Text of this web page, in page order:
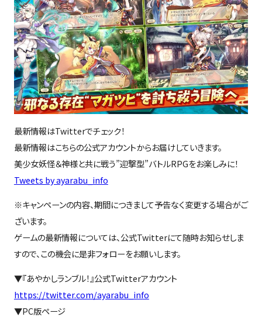
最新情報はTwitterでチェック！
最新情報はこちらの公式アカウントからお届けしていきます。
美少女妖怪＆神様と共に戦う”迎撃型”バトルRPGをお楽しみに！
Tweets by ayarabu_info
※キャンペーンの内容、期間につきまして予告なく変更する場合がご
ざいます。
ゲームの最新情報については、公式Twitterにて随時お知らせしま
すので、この機会に是非フォローをお願いします。
▼『あやかしランブル！』公式Twitterアカウント
https://twitter.com/ayarabu_info
▼PC版ページ